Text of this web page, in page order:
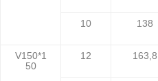
10 138
V150*1
50
12 163,8